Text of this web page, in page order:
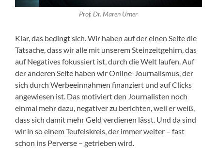
Prof. Dr. Maren Urner
Klar, das bedingt sich. Wir haben auf der einen Seite die
Tatsache, dass wir alle mit unserem Steinzeitgehirn, das
auf Negatives fokussiert ist, durch die Welt laufen. Auf
der anderen Seite haben wir Online-Journalismus, der
sich durch Werbeeinnahmen finanziert und auf Clicks
angewiesen ist. Das motiviert den Journalisten noch
einmal mehr dazu, negativer zu berichten, weil er weiß,
dass sich damit mehr Geld verdienen lässt. Und da sind
wir in so einem Teufelskreis, der immer weiter – fast
schon ins Perverse – getrieben wird.